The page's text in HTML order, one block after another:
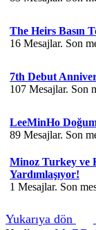
The Heirs Basın
16 Mesajlar. Son
7th Debut
107 Mesajlar. Son
LeeMinHo
89 Mesajlar. Son
Minoz Turkey ve
Yardımlaşıyor!
1 Mesajlar. Son
Yukarıya dön